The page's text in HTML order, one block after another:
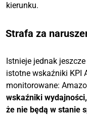
kierunku.
Strafa za
Istnieje jednak
istotne wskaźniki KPI
monitorowane:
wskaźniki
że nie będą w stanie